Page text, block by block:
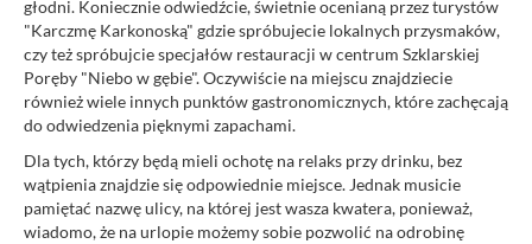
głodni. Koniecznie odwiedźcie, świetnie ocenianą przez turystów
"Karczmę Karkonoską" gdzie spróbujecie lokalnych przysmaków,
czy też spróbujcie specjałów restauracji w centrum Szklarskiej
Poręby "Niebo w gębie". Oczywiście na miejscu znajdziecie
również wiele innych punktów gastronomicznych, które zachęcają
do odwiedzenia pięknymi zapachami.
Dla tych, którzy będą mieli ochotę na relaks przy drinku, bez
wątpienia znajdzie się odpowiednie miejsce. Jednak musicie
pamiętać nazwę ulicy, na której jest wasza kwatera, ponieważ,
wiadomo, że na urlopie możemy sobie pozwolić na odrobinę